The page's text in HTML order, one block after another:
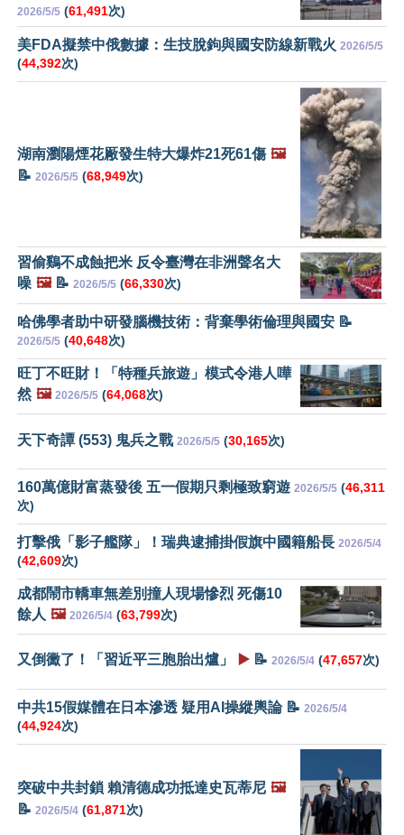
2026/5/5 (61,491次)
美FDA擬禁中俄數據：生技脫鉤與國安防線新戰火 2026/5/5
(44,392次)
湖南瀏陽煙花厰發生特大爆炸21死61傷 🖼️
📝 2026/5/5 (68,949次)
習偷鷄不成蝕把米 反令臺灣在非洲聲名大
噪 🖼️📝 2026/5/5 (66,330次)
哈佛學者助中研發腦機技術：背棄學術倫理與國安 📝
2026/5/5 (40,648次)
旺丁不旺財！「特種兵旅遊」模式令港人嘩
然 🖼️ 2026/5/5 (64,068次)
天下奇譚 (553) 鬼兵之戰 2026/5/5 (30,165次)
160萬億財富蒸發後 五一假期只剩極致窮遊 2026/5/5 (46,311
次)
打擊俄「影子艦隊」！瑞典逮捕掛假旗中國籍船長 2026/5/4
(42,609次)
成都鬧市轎車無差別撞人現場慘烈 死傷10
餘人 🖼️ 2026/5/4 (63,799次)
又倒黴了！「習近平三胞胎出爐」 ▶️ 📝 2026/5/4 (47,657次)
中共15假媒體在日本滲透 疑用AI操縱輿論 📝 2026/5/4
(44,924次)
突破中共封鎖 賴清德成功抵達史瓦蒂尼 🖼️
📝 2026/5/4 (61,871次)